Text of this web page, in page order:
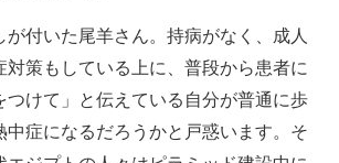
付いた尾羊さん。持病がなく、成人
対策もしている上に、普段から患者に
つけて」と伝えている自分が普通に歩
中症になるだろうかと戸惑います。そ